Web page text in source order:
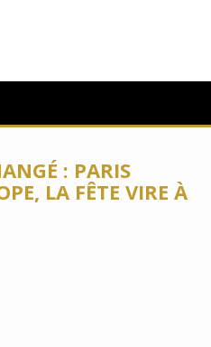
: PARIS
LA FÊTE VIRE À